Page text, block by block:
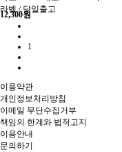
라벨 / 당일출고
12,300원
1
이용약관
개인정보처리방침
이메일 무단수집거부
책임의 한계와 법적고지
이용안내
문의하기